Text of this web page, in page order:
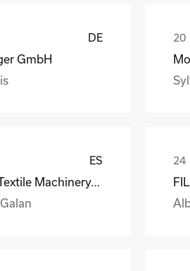
DE
GmbH
ES
Galan Textile Machinery, S.L.